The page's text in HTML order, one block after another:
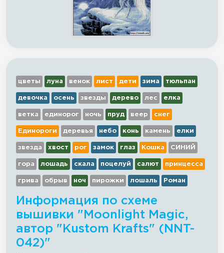
цветы луна венок лист дети зима тюльпан
девочка осень звезды дерево лес елка
ветка единорог ночь пруд веер снег
Единороги деревья небо конь камень елки
звезда хвост рог замок глаз Кошка СИНИЙ
гора лошадь скала поцелуй салют принцесса
грива обрыв ноч пирожки лошаль Роман
Информация по схеме
вышивки "Moonlight Magic,
автор "Kustom Krafts" (NNT-
042)"